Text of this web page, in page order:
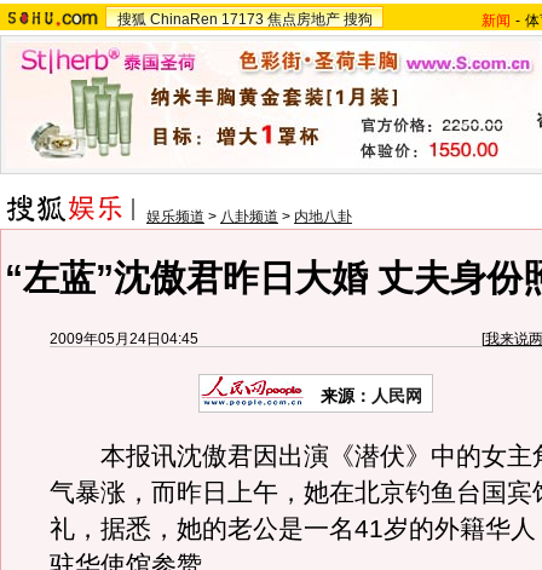
搜狐 ChinaRen 17173 焦点房地产 搜狗 新闻 -
娱乐频道 > 八卦频道 > 内地八卦
“左蓝”沈傲君昨日大婚 丈夫身份
2009年05月24日04:45 [我来说
来源： 人民网
本报讯沈傲君因出演《潜伏》中的女主
气暴涨，而昨日上午，她在北京钓鱼台国宾
礼，据悉，她的老公是一名41岁的外籍华